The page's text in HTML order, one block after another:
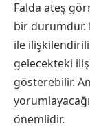
Falda ateş
bir durumdur.
ile
gelecekteki
gösterebilir.
önemlidir.